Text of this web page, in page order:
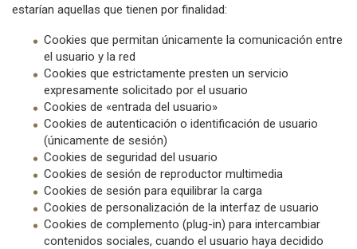
estarían aquellas que tienen por finalidad:
Cookies que permitan únicamente la comunicación entre
el usuario y la red
Cookies que estrictamente presten un servicio
expresamente solicitado por el usuario
Cookies de «entrada del usuario»
Cookies de autenticación o identificación de usuario
(únicamente de sesión)
Cookies de seguridad del usuario
Cookies de sesión de reproductor multimedia
Cookies de sesión para equilibrar la carga
Cookies de personalización de la interfaz de usuario
Cookies de complemento (plug-in) para intercambiar
contenidos sociales, cuando el usuario haya decidido